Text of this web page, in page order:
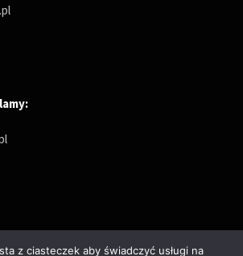
z ciasteczek aby świadczyć usługi na